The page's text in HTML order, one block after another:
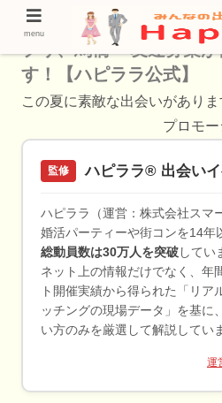
効率的な友達作りを手助
プリ、馬橋 – 友達募集
す！【ハピララ公式】
この夏に素敵な出会いがあり
プロモ
監修 ハピララ® 出会い
ハピララ（運営：株式会社スマ
婚活パーティーや街コンを14年
総動員数は30万人を突破 してい
ネット上の情報だけでなく、年
ト開催実績から得られた「リア
ッチングの現場データ」を基に
い方のみを厳選して解説してい
運
menu